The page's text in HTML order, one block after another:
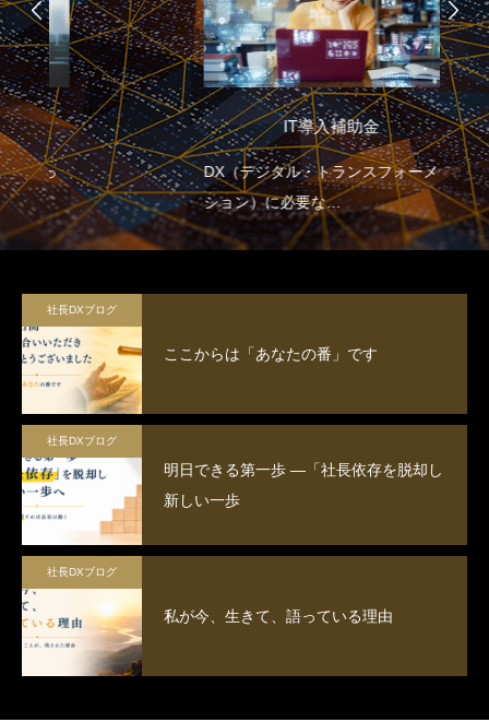
IT導入補助金
DX（デジタル・トランスフォーメー
ション）に必要な
全てをサポートする補助金
社長DXブログ
ここからは「あなたの番」です
社長DXブログ
明日できる第一歩 ―「社長依存を脱却し
新しい一歩
社長DXブログ
私が今、生きて、語っている理由